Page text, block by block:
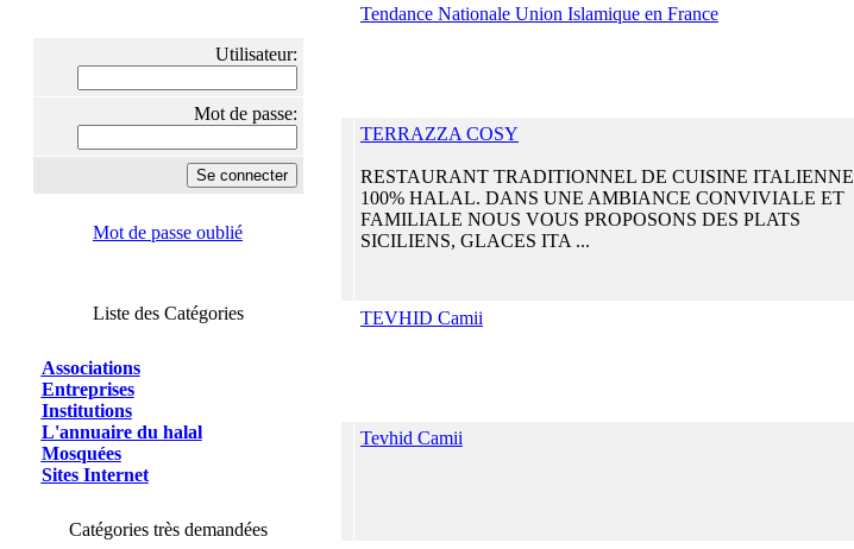
Utilisateur:
Mot de passe:
Mot de passe oublié
Liste des Catégories
Associations
Entreprises
Institutions
L'annuaire du halal
Mosquées
Sites Internet
Catégories très demandées
Tendance Nationale Union Islamique en France
TERRAZZA COSY
RESTAURANT TRADITIONNEL DE CUISINE ITALIENNE
100% HALAL. DANS UNE AMBIANCE CONVIVIALE ET
FAMILIALE NOUS VOUS PROPOSONS DES PLATS
SICILIENS, GLACES ITA ...
TEVHID Camii
Tevhid Camii